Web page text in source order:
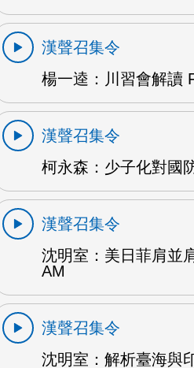
漢聲召集令
楊一逵：川習會解讀
漢聲召集令
柯永森：少子化對國
漢聲召集令
沈明室：美日菲肩並
AM
漢聲召集令
沈明室：解析臺海與